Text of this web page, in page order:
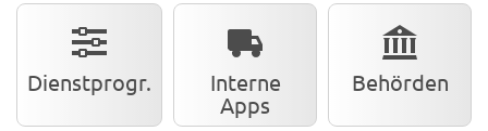
Dienstprogr.
Interne
Apps
Behörden